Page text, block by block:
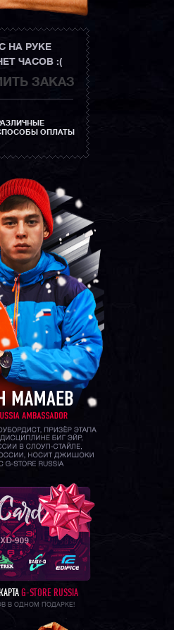
НА РУКЕ
ЧАСОВ :(
ЗАКАЗ
ОПЛАТЫ
G-STORE RUSSIA
В ОДНОМ ПОДАРКЕ!